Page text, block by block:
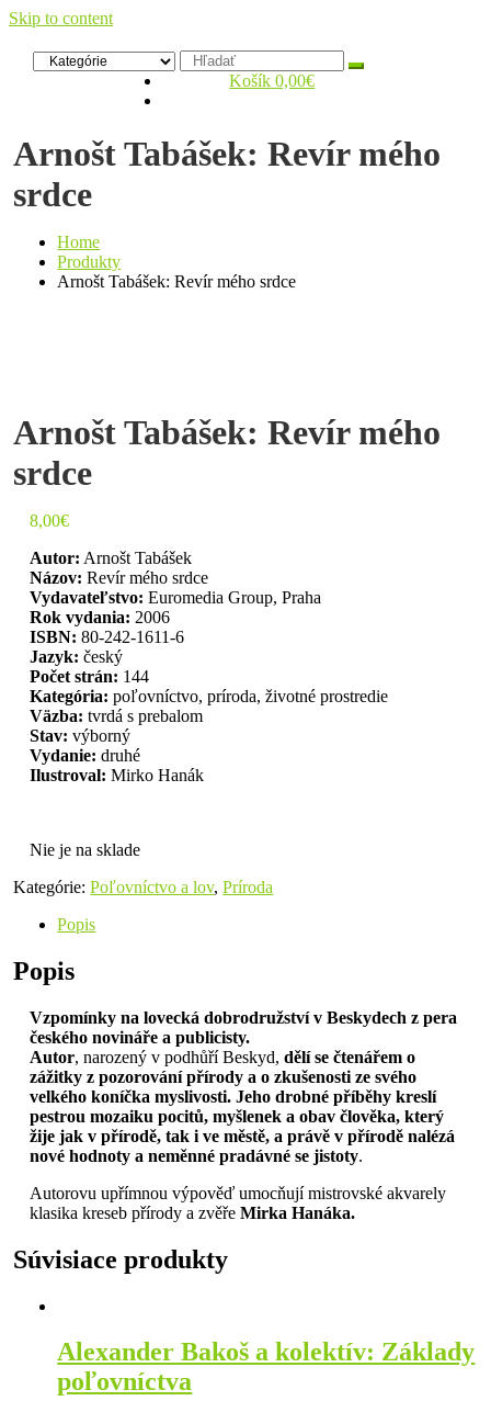
Skip to content
Zelený dom
Antikvariát Košík 0,00€
Arnošt Tabášek: Revír mého
srdce
Home
Produkty
Arnošt Tabášek: Revír mého srdce
Arnošt Tabášek: Revír mého
srdce
8,00€
Autor: Arnošt Tabášek
Názov: Revír mého srdce
Vydavateľstvo: Euromedia Group, Praha
Rok vydania: 2006
ISBN: 80-242-1611-6
Jazyk: český
Počet strán: 144
Kategória: poľovníctvo, príroda, životné prostredie
Väzba: tvrdá s prebalom
Stav: výborný
Vydanie: druhé
Ilustroval: Mirko Hanák
Nie je na sklade
Kategórie:Poľovníctvo a lov,Príroda
Popis
Popis
Vzpomínky na lovecká dobrodružství v Beskydech z pera
českého novináře a publicisty.
Autor, narozený v podhůří Beskyd,dělí se čtenářem o
zážitky z pozorování přírody a o zkušenosti ze svého
velkého koníčka myslivosti. Jeho drobné příběhy kreslí
pestrou mozaiku pocitů, myšlenek a obav člověka, který
žije jak v přírodě, tak i ve městě, a právě v přírodě nalézá
nové hodnoty a neměnné pradávnésejistoty.
Autorovu upřímnou výpověď umocňují mistrovské akvarely
klasika kreseb přírody a zvěřeMirka Hanáka.
Súvisiace produkty
Alexander Bakoš a kolektív: Základy
poľovníctva